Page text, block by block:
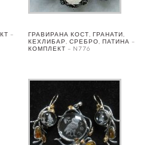
–
ГРАВИРАНА КОСТ, ГРАНАТИ,
КЕХЛИБАР, СРЕБРО, ПАТИНА –
КОМПЛЕКТ – N776